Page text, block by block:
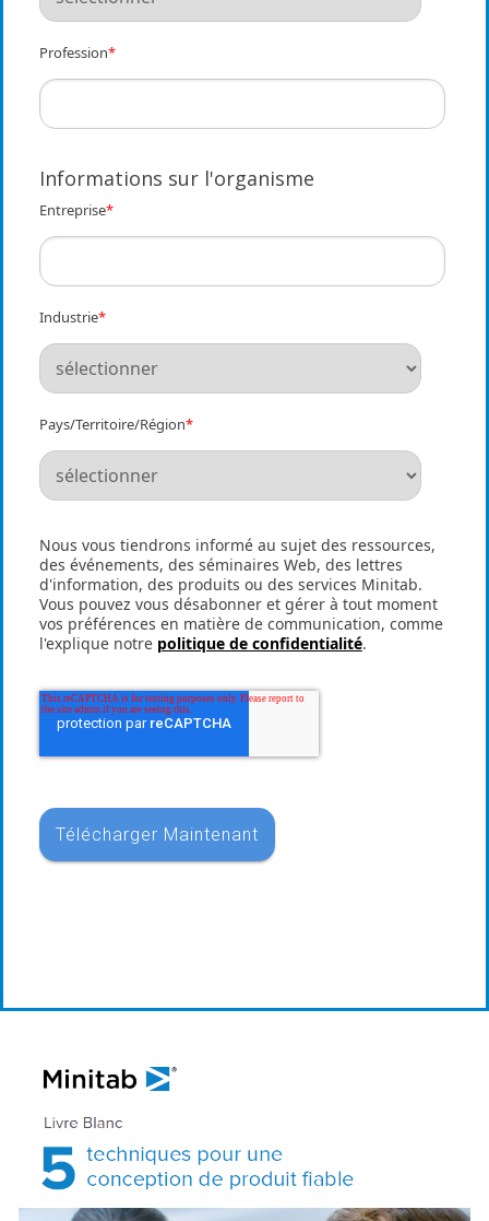
Profession*
Informations sur l'organisme
Entreprise*
Industrie*
Pays/Territoire/Région*
Nous vous tiendrons informé au sujet des ressources,
des événements, des séminaires Web, des lettres
d'information, des produits ou des services Minitab.
Vous pouvez vous désabonner et gérer à tout moment
vos préférences en matière de communication, comme
l'explique notre politique de confidentialité.